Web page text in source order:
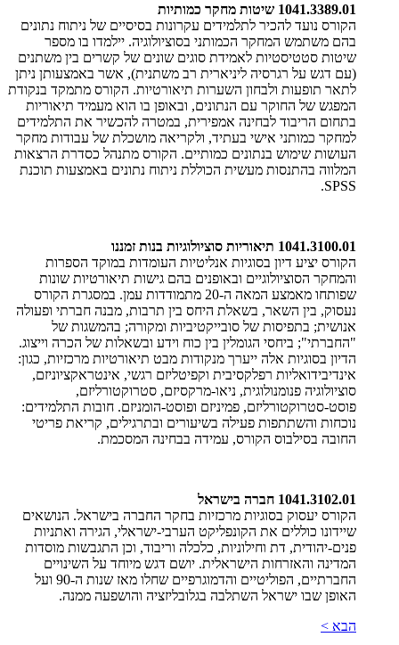
1041.3389.01 שיטות מחקר כמותיות
הקורס נועד להכיר לתלמידים עקרונות בסיסיים של ניתוח נתונים
בהם משתמש המחקר הכמותני בסוציולוגיה. יילמדו בו מספר
שיטות סטטיסטיות לאמידת סוגים שונים של קשרים בין משתנים
(עם דגש על רגרסיה ליניארית רב משתנית), אשר באמצעותן ניתן
לתאר תופעות ולבחון השערות תיאורטיות. הקורס מתמקד בנקודת
המפגש של החוקר עם הנתונים, ובאופן בו הוא מעמיד תיאוריות
בתחום הריבוד לבחינה אמפירית, במטרה להכשיר את התלמידים
למחקר כמותני אישי בעתיד, ולקריאה מושכלת של עבודות מחקר
העושות שימוש בנתונים כמותיים. הקורס מתנהל כסדרת הרצאות
המלווה בהתנסות מעשית הכוללת ניתוח נתונים באמצעות תוכנת
SPSS.
1041.3100.01 תיאוריות סוציולוגיות בנות זמננו
​הקורס יציע דיון בסוגיות אנליטיות העומדות במוקד הספרות
והמחקר הסוציולוגיים ובאופנים בהם גישות תיאורטיות שונות
שפותחו מאמצע המאה ה-20 מתמודדות עמן. במסגרת הקורס
נעסוק, בין השאר, בשאלת היחס בין תרבות, מבנה חברתי ופעולה
אנושית; בתפיסות של סובייקטיביות ומקורה; בהמשגות של
"החברתי"; ביחסי הגומלין בין כוח וידע ובשאלות של הכרה וייצוג.
הדיון בסוגיות אלה ייערך מנקודות מבט תיאורטיות מרכזיות, כגון:
אינדיבידואליות רפלקסיבית וקפיטליזם רגשי, אינטראקציוניזם,
סוציולוגיה פנומנולוגית, ניאו-מרקסיזם, סטרוקטורליזם,
פוסט-סטרוקטורליזם, פמיניזם ופוסט-הומניזם. חובות התלמידים:
נוכחות והשתתפות פעילה בשיעורים ובתרגילים, קריאת פריטי
החובה בסילבוס הקורס, עמידה בבחינה המסכמת.
1041.3102.01 חברה בישראל
​הקורס יעסוק בסוגיות מרכזיות בחקר החברה בישראל. הנושאים
שיידונו כוללים את הקונפליקט הערבי-ישראלי, הגירה ואתניות
פנים-יהודית, דת וחילוניות, כלכלה וריבוד, וכן התגבשות מוסדות
המדינה והאזרחות הישראלית. יושם דגש מיוחד על השינויים
החברתיים, הפוליטיים והדמוגרפיים שחלו מאז שנות ה-90 ועל
האופן שבו ישראל השתלבה בגלובליזציה והושפעה ממנה.
הבא >